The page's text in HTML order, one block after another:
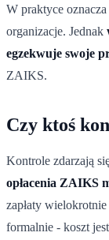
W praktyce
organizacje. Jednak
egzekwuje swoje
ZAIKS.
Czy ktoś
Kontrole zdarzają
opłacenia ZAIKS
zapłaty
formalnie - koszt